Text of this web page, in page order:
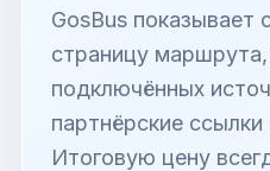
GosBus показывает
страницу маршрута,
подключённых
партнёрские ссылки
Итоговую цену